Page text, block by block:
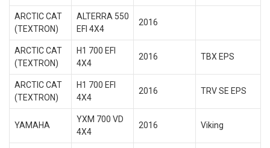
ARCTIC CAT
(TEXTRON)
ALTERRA 550
EFI 4X4
2016
ARCTIC CAT
(TEXTRON)
H1 700 EFI
4X4
2016 TBX EPS
ARCTIC CAT
(TEXTRON)
H1 700 EFI
4X4
2016 TRV SE EPS
YAMAHA
YXM 700 VD
4X4
2016 Viking